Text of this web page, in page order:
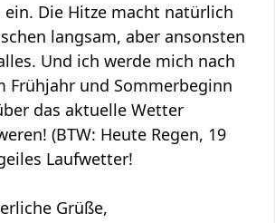
ein. Die Hitze macht natürlich
langsam, aber ansonsten
Und ich werde mich nach
Frühjahr und Sommerbeginn
das aktuelle Wetter
(BTW: Heute Regen, 19
Laufwetter!
Grüße,